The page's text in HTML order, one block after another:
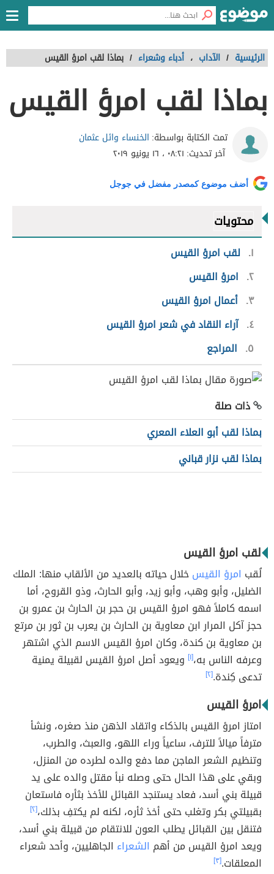
الرئيسية / الآداب ، أدباء وشعراء / بماذا لقب امرؤ القيس
بماذا لقب امرؤ القيس
تمت الكتابة بواسطة: الخنساء وائل عثمان
آخر تحديث: ٠٨:٢١ ، ١٦ يونيو ٢٠١٩
أضف موضوع كمصدر مفضل في جوجل
محتويات
١ لقب امرؤ القيس
٢ امرؤ القيس
٣ أعمال امرؤ القيس
٤ آراء النقاد في شعر امرؤ القيس
٥
المراجع
ذات صلة
بماذا لقب أبو العلاء المعري
بماذا لقب نزار قباني
لقب امرؤ القيس
لُقب امرؤ القيسخلال حياته بالعديد من الألقاب منها: الملك
الضليل، وأبو وهب، وأبو زيد، وأبو الحارث، وذو القروح، أما
اسمه كاملاً فهو امرؤ القيس بن حجر بن الحارث بن عمرو بن
حجز آكل المرار ابن معاوية بن الحارث بن يعرب بن ثور بن مرتع
بن معاوية بن كندة، وكان امرؤ القيس الاسم الذي اشتهر
وعرفه الناس به،[١] ويعود أصل امرؤ القيس لقبيلة يمنية
تدعى كِندة.[٢]
امرؤ القيس
امتاز امرؤ القيس بالذكاء واتقاد الذهن منذ صغره، ونشأ
مترفاً ميالاً للترف، ساعياً وراء اللهو، والعبث، والطرب،
وتنظيم الشعر الماجن مما دفع والده لطرده من المنزل،
وبقي على هذا الحال حتى وصله نبأ مقتل والده على يد
قبيلة بني أسد، فعاد يستنجد القبائل للأخذ بثأره فاستعان
بقبيلتي بكر وتغلب حتى أخذ ثأره، لكنه لم يكتفِ بذلك،[٢]
فتنقل بين القبائل يطلب العون للانتقام من قبيلة بني أسد،
ويعد امرؤ القيس من أهم الشعراء الجاهليين، وأحد شعراء
المعلقات.[٣]